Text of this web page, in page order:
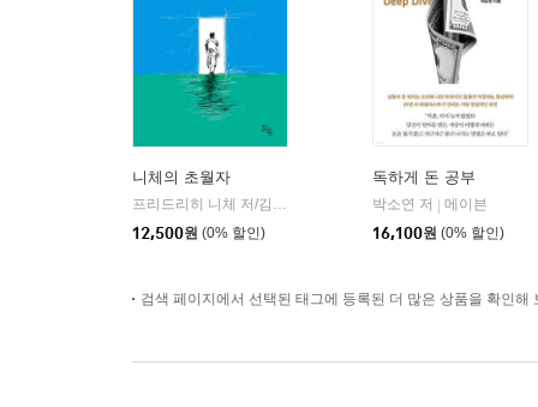
니체의 초월자
프리드리히 니체 저/김철 편역
12,500원 (0% 할인)
독하게 돈 공부
박소연 저
메이븐
16,100원 (0% 할인)
검색 페이지에서 선택된 태그에 등록된 더 많은 상품을 확인해